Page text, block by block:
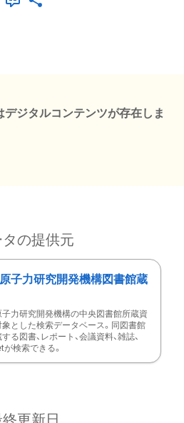
デジタルコンテンツが存在しま
の提供元
子力研究開発機構図書館蔵
子力研究開発機構の中央図書館所蔵資
とした検索データベース。同図書館
る図書、レポート、会議資料、雑誌、
が検索できる。
更新日